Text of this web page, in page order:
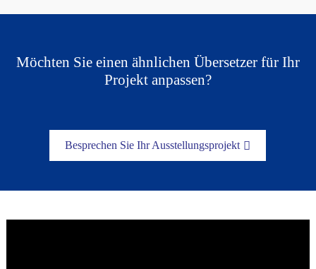
Möchten Sie einen ähnlichen Übersetzer für Ihr
Projekt anpassen?
Besprechen Sie Ihr Ausstellungsprojekt